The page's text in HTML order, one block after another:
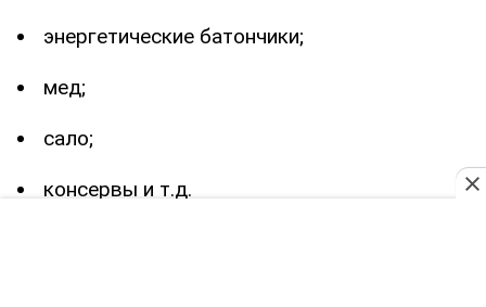
энергетические батончики;
мед;
сало;
консервы и т.д.